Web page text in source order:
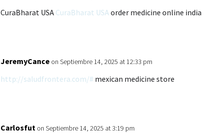
CuraBharat USA CuraBharat USA order medicine online india
JeremyCance on Septiembre 14, 2025 at 12:33 pm
http://saludfrontera.com/# mexican medicine store
Carlosfut on Septiembre 14, 2025 at 3:19 pm